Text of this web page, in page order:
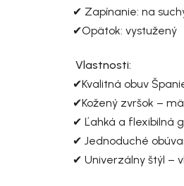
✔ Zapínanie: na
✔Opätok: vystužený
Vlastnosti:
✔Kvalitná obuv
✔Kožený zvršok –
✔ Ľahká a flexibilná
✔ Jednoduché
✔ Univerzálny štýl –